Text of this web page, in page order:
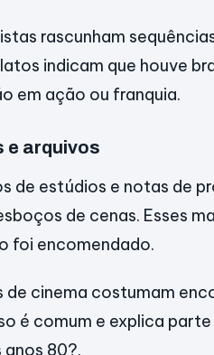
rascunham
indicam que houve
em ação ou franquia.
e arquivos
de estúdios e notas de
de cenas. Esses
foi encomendado.
de cinema costumam
é comum e explica
anos 80?.